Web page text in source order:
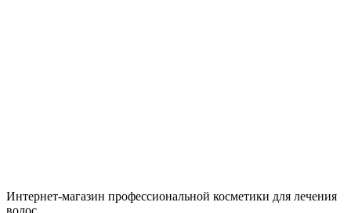
Интернет-магазин профессиональной косметики для лечения
волос